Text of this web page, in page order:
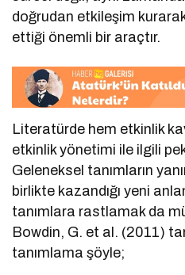
doğrudan etkileşim
ettiği önemli bir araçtır.
Literatürde hem etkinlik
etkinlik yönetimi ile ilgili
Geleneksel tanımların
birlikte kazandığı yeni
tanımlara rastlamak da
Bowdin, G. et al. (2011)
tanımlama şöyle;